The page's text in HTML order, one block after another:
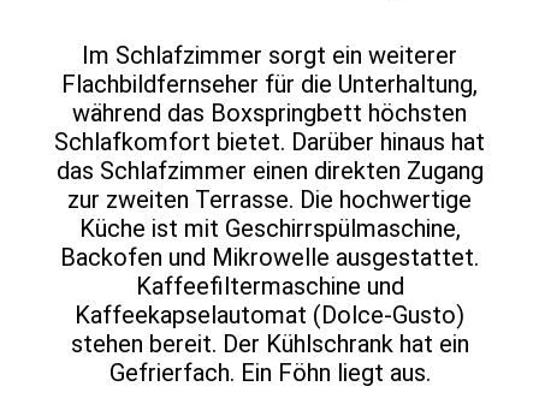
Im Schlafzimmer sorgt ein weiterer
Flachbildfernseher für die Unterhaltung,
während das Boxspringbett höchsten
Schlafkomfort bietet. Darüber hinaus hat
das Schlafzimmer einen direkten Zugang
zur zweiten Terrasse. Die hochwertige
Küche ist mit Geschirrspülmaschine,
Backofen und Mikrowelle ausgestattet.
Kaffeefiltermaschine und
Kaffeekapselautomat (Dolce-Gusto)
stehen bereit. Der Kühlschrank hat ein
Gefrierfach. Ein Föhn liegt aus.